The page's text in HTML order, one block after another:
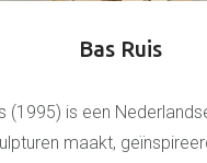
Bas Ruis
(1995) is een
maakt,